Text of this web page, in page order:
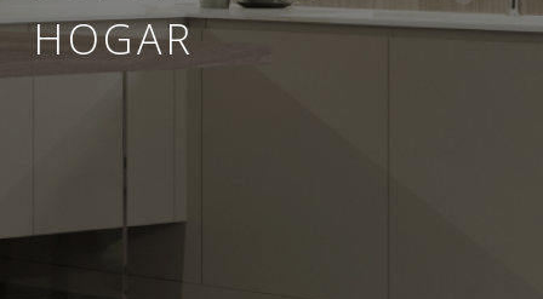
HOGAR